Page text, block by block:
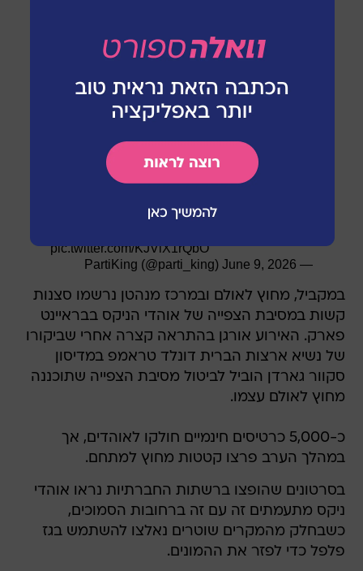
Video by@yyeeaahhhboiii2| Licensing
pic.twitter.com/tyU3cUOWFw
— Oliya Scootercaster ?
(@ScooterCasterNY)
Spurs fans are currently being hunted and
assaulted viciously in New York City.
Some of them can't even make it out the
pic.twitter.com/KJVlX1rQbO
— PartiKing (@parti_king)
June 9, 2026
במקביל, מחוץ לאולם ובמרכז מנהטן נרשמו סצנות
קשות במסיבת הצפייה של אוהדי הניקס בבראיינט
פארק. האירוע אורגן בהתראה קצרה אחרי שביקורו
של נשיא ארצות הברית דונלד טראמפ במדיסון
סקוור גארדן הוביל לביטול מסיבת הצפייה שתוכננה
מחוץ לאולם עצמו.
כ-5,000 כרטיסים חינמיים חולקו לאוהדים, אך
במהלך הערב פרצו קטטות מחוץ למתחם.
בסרטונים שהופצו ברשתות החברתיות נראו אוהדי
ניקס מתעמתים זה עם זה ברחובות הסמוכים,
כשבחלק מהמקרים שוטרים נאלצו להשתמש בגז
פלפל כדי לפזר את ההמונים.